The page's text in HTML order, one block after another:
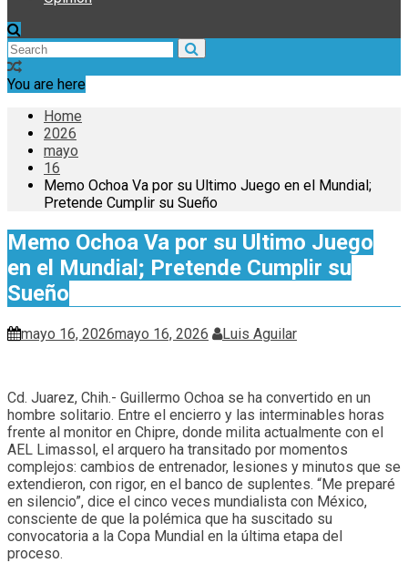
You are here
Home
2026
mayo
16
Memo Ochoa Va por su Ultimo Juego en el Mundial;
Pretende Cumplir su Sueño
Memo Ochoa Va por su Ultimo Juego
en el Mundial; Pretende Cumplir su
Sueño
mayo 16, 2026mayo 16, 2026 Luis Aguilar
Cd. Juarez, Chih.- Guillermo Ochoa se ha convertido en un
hombre solitario. Entre el encierro y las interminables horas
frente al monitor en Chipre, donde milita actualmente con el
AEL Limassol, el arquero ha transitado por momentos
complejos: cambios de entrenador, lesiones y minutos que se
extendieron, con rigor, en el banco de suplentes. “Me preparé
en silencio”, dice el cinco veces mundialista con México,
consciente de que la polémica que ha suscitado su
convocatoria a la Copa Mundial en la última etapa del
proceso.